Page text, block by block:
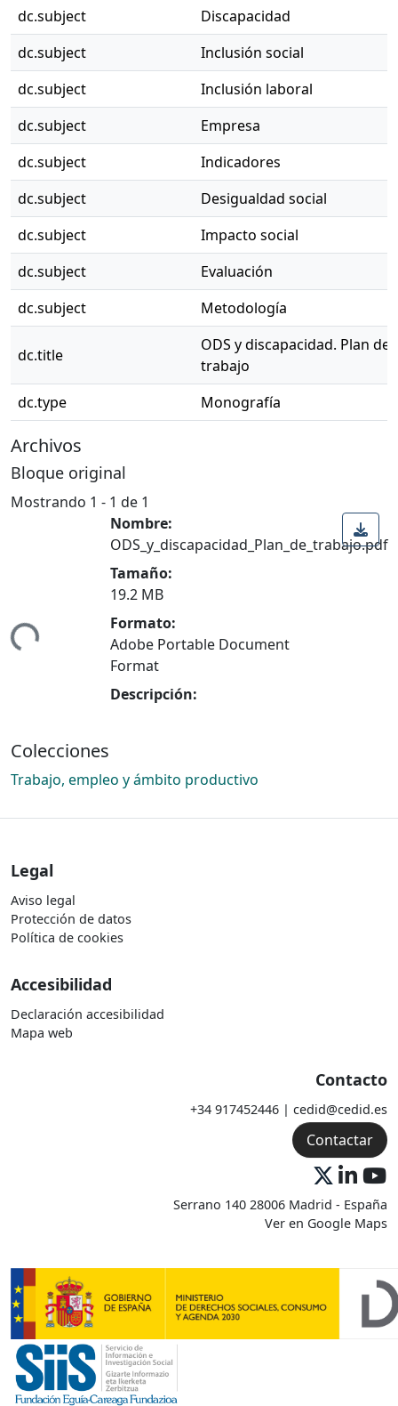
dc.subject
Discapacidad
dc.subject
Inclusión social
dc.subject
Inclusión laboral
dc.subject
Empresa
dc.subject
Indicadores
dc.subject
Desigualdad social
dc.subject
Impacto social
dc.subject
Evaluación
dc.subject
Metodología
dc.title
ODS y discapacidad. Plan de
trabajo
dc.type
Monografía
Archivos
Bloque original
Mostrando 1 - 1 de 1
Nombre:
ODS_y_discapacidad_Plan_de_trabajo.pdf
Tamaño:
19.2 MB
Formato:
Adobe Portable Document
Format
Descripción:
Colecciones
Trabajo, empleo y ámbito productivo
Legal
Aviso legal
Protección de datos
Política de cookies
Accesibilidad
Declaración accesibilidad
Mapa web
Contacto
+34 917452446 | cedid@cedid.es
Contactar
Serrano 140 28006 Madrid - España
Ver en Google Maps